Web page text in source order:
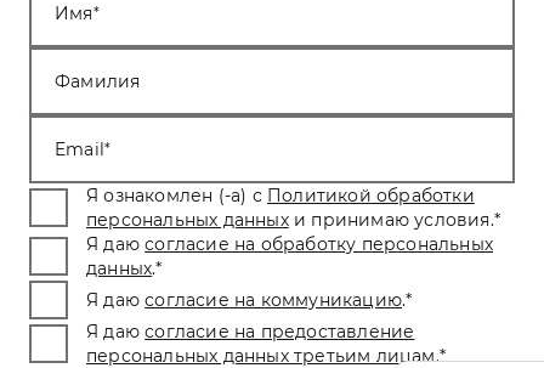
Имя
Фамилия
Email
Я ознакомлен (-а) с Политикой обработки
персональных данных и принимаю условия.*
Я даю согласие на обработку персональных
данных.*
Я даю согласие на коммуникацию.*
Я даю согласие на предоставление
персональных данных третьим лицам.*